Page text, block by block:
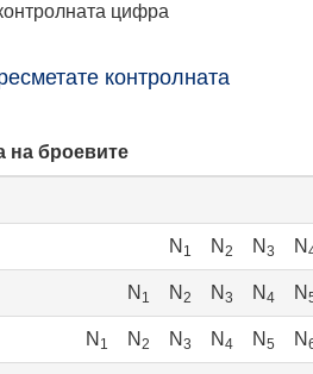
цифра
контролната
на броевите
N 1 N 2 N 3 N
N 1 N 2 N 3 N 4 N
N 1 N 2 N 3 N 4 N 5 N